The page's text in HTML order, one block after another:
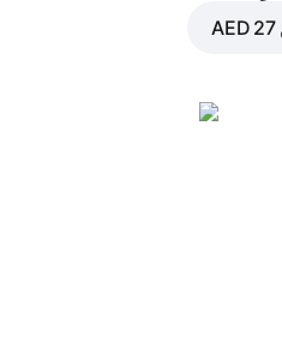
AED 27